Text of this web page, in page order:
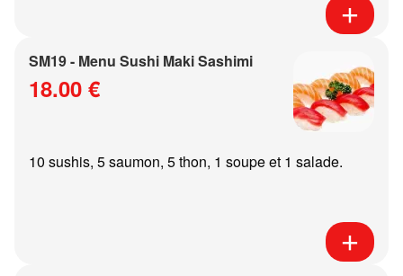
SM19 - Menu Sushi Maki Sashimi
18.00 €
10 sushis, 5 saumon, 5 thon, 1 soupe et 1 salade.